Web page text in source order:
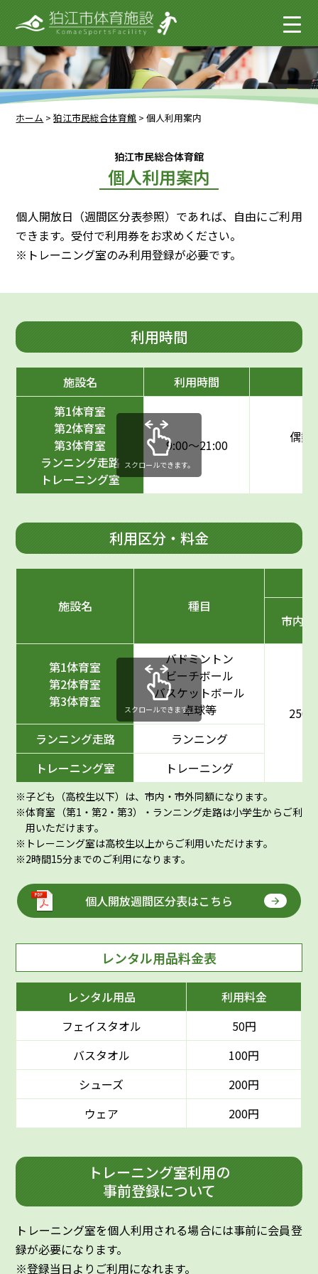
ホーム >狛江市民総合体育館 >個人利用案内
狛江市民総合体育館
個人利用案内
個人開放日（週間区分表参照）であれば、自由にご利用
できます。受付で利用券をお求めください。
※トレーニング室のみ利用登録が必要です。
利用時間
施設名
利用時間
第1体育室
第2体育室
第3体育室
ランニング走路
トレーニング室
9:00〜21:00 偶数
スクロールできます。
利用区分・料金
施設名
種目
市内
第1体育室
第2体育室
第3体育室
バドミントン
ビーチボール
バスケットボール
卓球等
250
ランニング走路
ランニング
トレーニング室
トレーニング
スクロールできます。
子ども（高校生以下）は、市内・市外同額になります。
体育室（第1・第2・第3）・ランニング走路は小学生からご利
用いただけます。
トレーニング室は高校生以上からご利用いただけます。
2時間15分までのご利用になります。
個人開放週間区分表はこちら
レンタル用品料金表
レンタル用品
利用料金
フェイスタオル
50円
バスタオル
100円
シューズ
200円
ウェア
200円
トレーニング室利用の
事前登録について
トレーニング室を個人利用される場合には事前に会員登
録が必要になります。
※登録当日よりご利用になれます。